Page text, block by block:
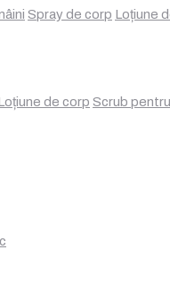
Spray de corp Loțiune
de corp Scrub